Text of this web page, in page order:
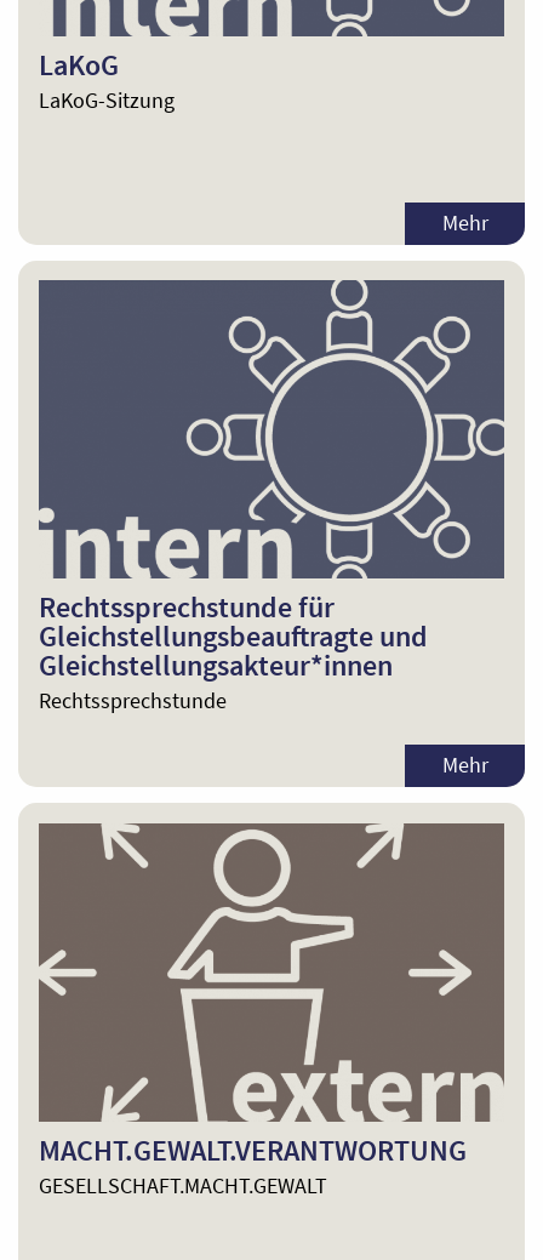
LaKoG
LaKoG-Sitzung
Mehr
Rechtssprechstunde für
Gleichstellungsbeauftragte und
Gleichstellungsakteur*innen
Rechtssprechstunde
Mehr
MACHT.GEWALT.VERANTWORTUNG
GESELLSCHAFT.MACHT.GEWALT